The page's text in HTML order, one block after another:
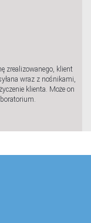
zrealizowanego, klient
wraz z nośnikami,
klienta. Może on